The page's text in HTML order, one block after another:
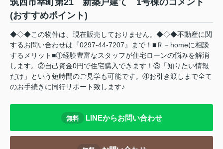
筑西市幸町第21 新築戸建て 1号棟のコメント
(おすすめポイント)
◆◇◆この物件は、現在販売しておりません。◆◇◆不動産に関
するお問い合わせは『0297-44-7207』まで！■Ｒ－homeに相談
するメリット■①経験豊富なスタッフが住宅ローンの悩みを解消
します。②自己資金0円で住宅購入できます！③「知りたい情報
だけ」という短時間のご見学も可能です。④お引き渡しまで全て
のお手続きに同行サポート致します♪
無料 LINEからお問い合わせ